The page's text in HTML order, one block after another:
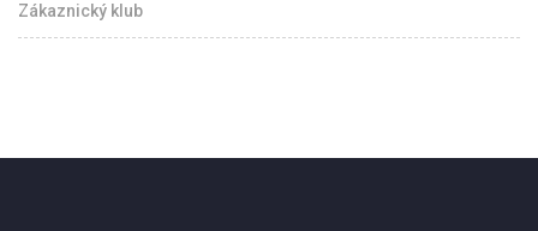
Zákaznický klub